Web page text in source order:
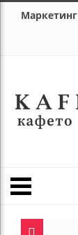
Маркетинг